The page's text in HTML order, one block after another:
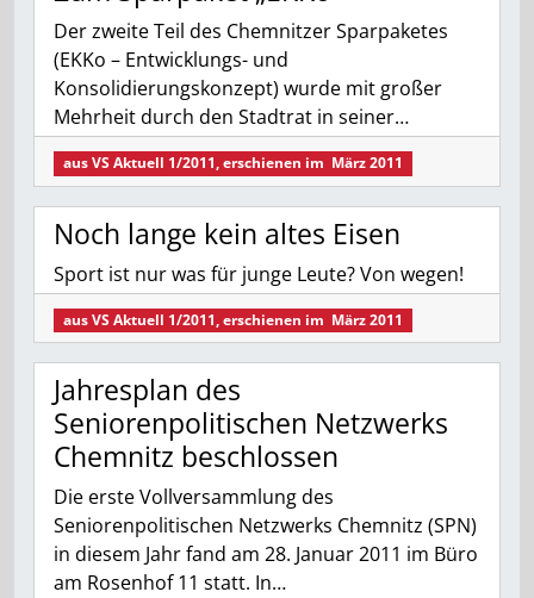
Der zweite Teil des Chemnitzer Sparpaketes
(EKKo – Entwicklungs- und
Konsolidierungskonzept) wurde mit großer
Mehrheit durch den Stadtrat in seiner…
ausVS Aktuell 1/2011, erschienen im März 2011
Noch lange kein altes Eisen
Sport ist nur was für junge Leute? Von wegen!
ausVS Aktuell 1/2011, erschienen im März 2011
Jahresplan des
Seniorenpolitischen Netzwerks
Chemnitz beschlossen
Die erste Vollversammlung des
Seniorenpolitischen Netzwerks Chemnitz (SPN)
in diesem Jahr fand am 28. Januar 2011 im Büro
am Rosenhof 11 statt. In…